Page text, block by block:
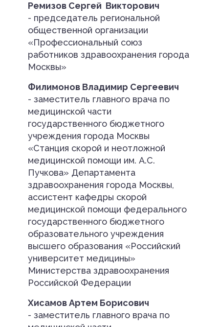
Ремизов Сергей Викторович
- председатель региональной
общественной организации
«Профессиональный союз
работников здравоохранения города
Москвы»
Филимонов Владимир Сергеевич
- заместитель главного врача по
медицинской части
государственного бюджетного
учреждения города Москвы
«Станция скорой и неотложной
медицинской помощи им. А.С.
Пучкова» Департамента
здравоохранения города Москвы,
ассистент кафедры скорой
медицинской помощи федерального
государственного бюджетного
образовательного учреждения
высшего образования «Российский
университет медицины»
Министерства здравоохранения
Российской Федерации
Хисамов Артем Борисович
- заместитель главного врача по